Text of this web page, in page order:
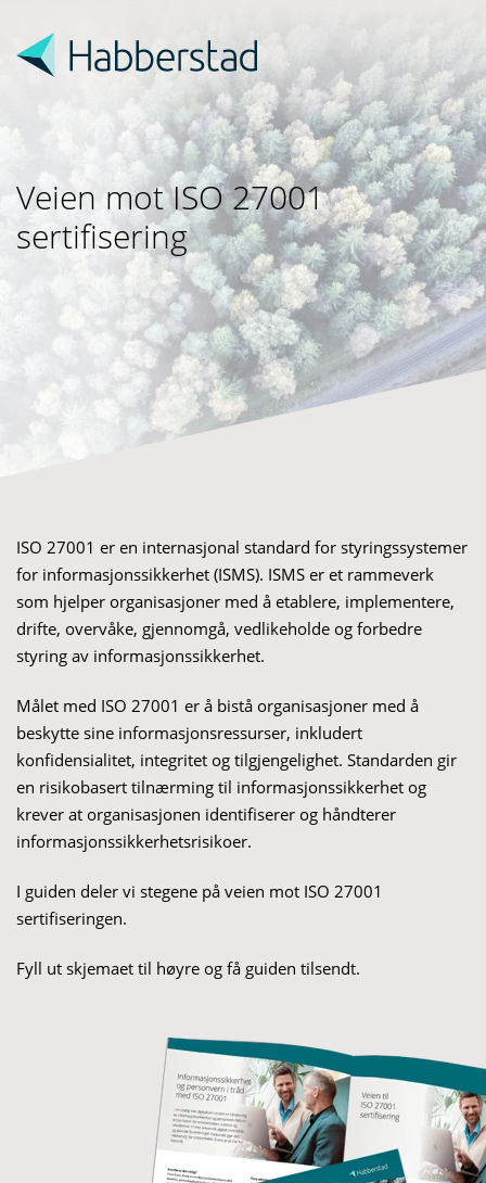
Veien mot ISO 27001
sertifisering
ISO 27001 er en internasjonal standard for styringssystemer
for informasjonssikkerhet (ISMS). ISMS er et rammeverk
som hjelper organisasjoner med å etablere, implementere,
drifte, overvåke, gjennomgå, vedlikeholde og forbedre
styring av informasjonssikkerhet.
Målet med ISO 27001 er å bistå organisasjoner med å
beskytte sine informasjonsressurser, inkludert
konfidensialitet, integritet og tilgjengelighet. Standarden gir
en risikobasert tilnærming til informasjonssikkerhet og
krever at organisasjonen identifiserer og håndterer
informasjonssikkerhetsrisikoer.
I guiden deler vi stegene på veien mot ISO 27001
sertifiseringen.
Fyll ut skjemaet til høyre og få guiden tilsendt.